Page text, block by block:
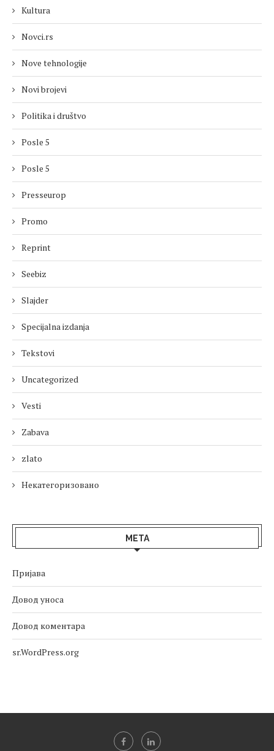
Kultura
Novci.rs
Nove tehnologije
Novi brojevi
Politika i društvo
Posle 5
Posle 5
Presseurop
Promo
Reprint
Seebiz
Slajder
Specijalna izdanja
Tekstovi
Uncategorized
Vesti
Zabava
zlato
Некатегоризовано
МЕТА
Пријава
Довод уноса
Довод коментара
sr.WordPress.org